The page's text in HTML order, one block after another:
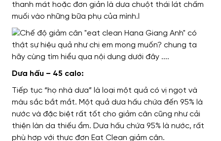
thanh mát hoặc đơn giản là dưa chuột thái lát chấm
muối vào những bữa phụ của mình.l
Dưa hấu – 45 calo:
Tiếp tục “họ nhà dưa” là loại một quả có vị ngọt và
màu sắc bắt mắt. Một quả dưa hấu chứa đến 95% là
nước và đặc biệt rất tốt cho giảm cân cũng như cải
thiện làn da thiếu ẩm. Dưa hấu chứa 95% là nước, rất
phù hợp với thực đơn Eat Clean giảm cân.